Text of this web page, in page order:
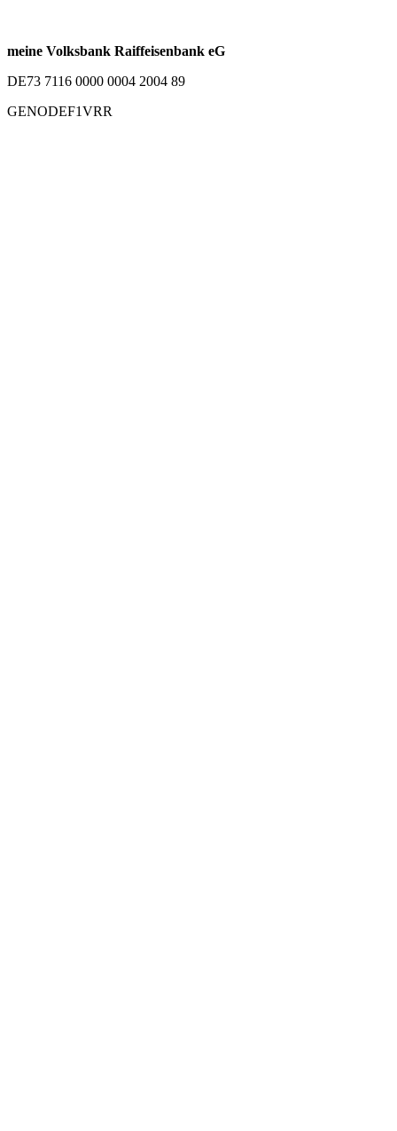
meine Volksbank Raiffeisenbank eG
DE73 7116 0000 0004 2004 89
GENODEF1VRR